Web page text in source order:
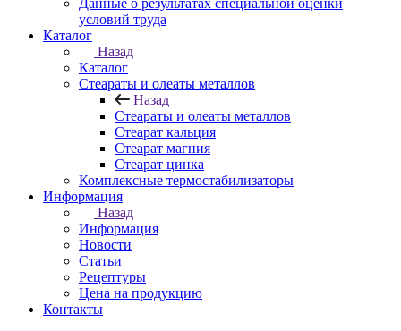
Данные о результатах специальной оценки
условий труда
Каталог
Назад
Каталог
Стеараты и олеаты металлов
Назад
Стеараты и олеаты металлов
Стеарат кальция
Стеарат магния
Стеарат цинка
Комплексные термостабилизаторы
Информация
Назад
Информация
Новости
Статьи
Рецептуры
Цена на продукцию
Контакты